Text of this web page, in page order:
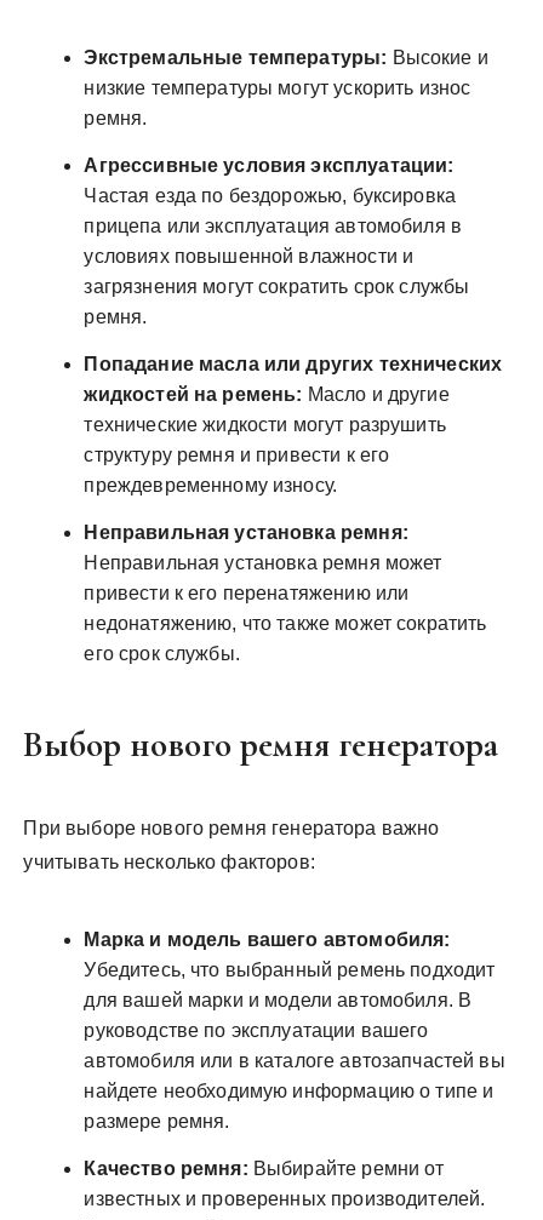
Экстремальные температуры: Высокие и
низкие температуры могут ускорить износ
ремня.
Агрессивные условия эксплуатации:
Частая езда по бездорожью, буксировка
прицепа или эксплуатация автомобиля в
условиях повышенной влажности и
загрязнения могут сократить срок службы
ремня.
Попадание масла или других технических
жидкостей на ремень: Масло и другие
технические жидкости могут разрушить
структуру ремня и привести к его
преждевременному износу.
Неправильная установка ремня:
Неправильная установка ремня может
привести к его перенатяжению или
недонатяжению, что также может сократить
его срок службы.
Выбор нового ремня генератора
При выборе нового ремня генератора важно
учитывать несколько факторов:
Марка и модель вашего автомобиля:
Убедитесь, что выбранный ремень подходит
для вашей марки и модели автомобиля. В
руководстве по эксплуатации вашего
автомобиля или в каталоге автозапчастей вы
найдете необходимую информацию о типе и
размере ремня.
Качество ремня: Выбирайте ремни от
известных и проверенных производителей.